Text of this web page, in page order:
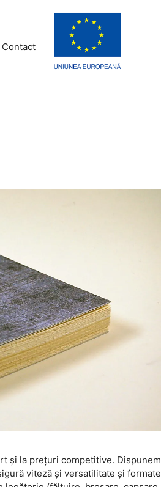
Contact
şi la preţuri competitive. Dispunem
viteză şi versatilitate şi formate